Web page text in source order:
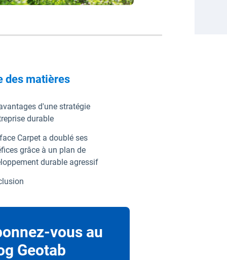
des matières
d'une stratégie
durable
Carpet a doublé ses
grâce à un plan de
durable agressif
vous au
Geotab